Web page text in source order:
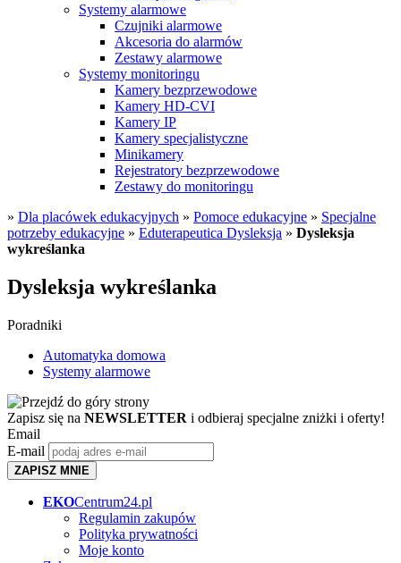
Systemy alarmowe
Czujniki alarmowe
Akcesoria do alarmów
Zestawy alarmowe
Systemy monitoringu
Kamery bezprzewodowe
Kamery HD-CVI
Kamery IP
Kamery specjalistyczne
Minikamery
Rejestratory bezprzewodowe
Zestawy do monitoringu
» Dla placówek edukacyjnych » Pomoce edukacyjne » Specjalne
potrzeby edukacyjne » Eduterapeutica Dysleksja » Dysleksja
wykreślanka
Dysleksja wykreślanka
Poradniki
Automatyka domowa
Systemy alarmowe
Zapisz się na NEWSLETTER i odbieraj specjalne zniżki i oferty!
Email
E-mail
ZAPISZ MNIE
EKOCentrum24.pl
Regulamin zakupów
Polityka prywatności
Moje konto